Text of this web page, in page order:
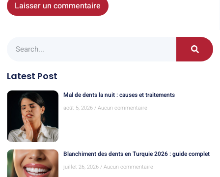
Latest Post
Mal de dents la nuit : causes et traitements
août 5, 2026 Aucun commentaire
Blanchiment des dents en Turquie 2026 : guide complet
juillet 26, 2026 Aucun commentaire